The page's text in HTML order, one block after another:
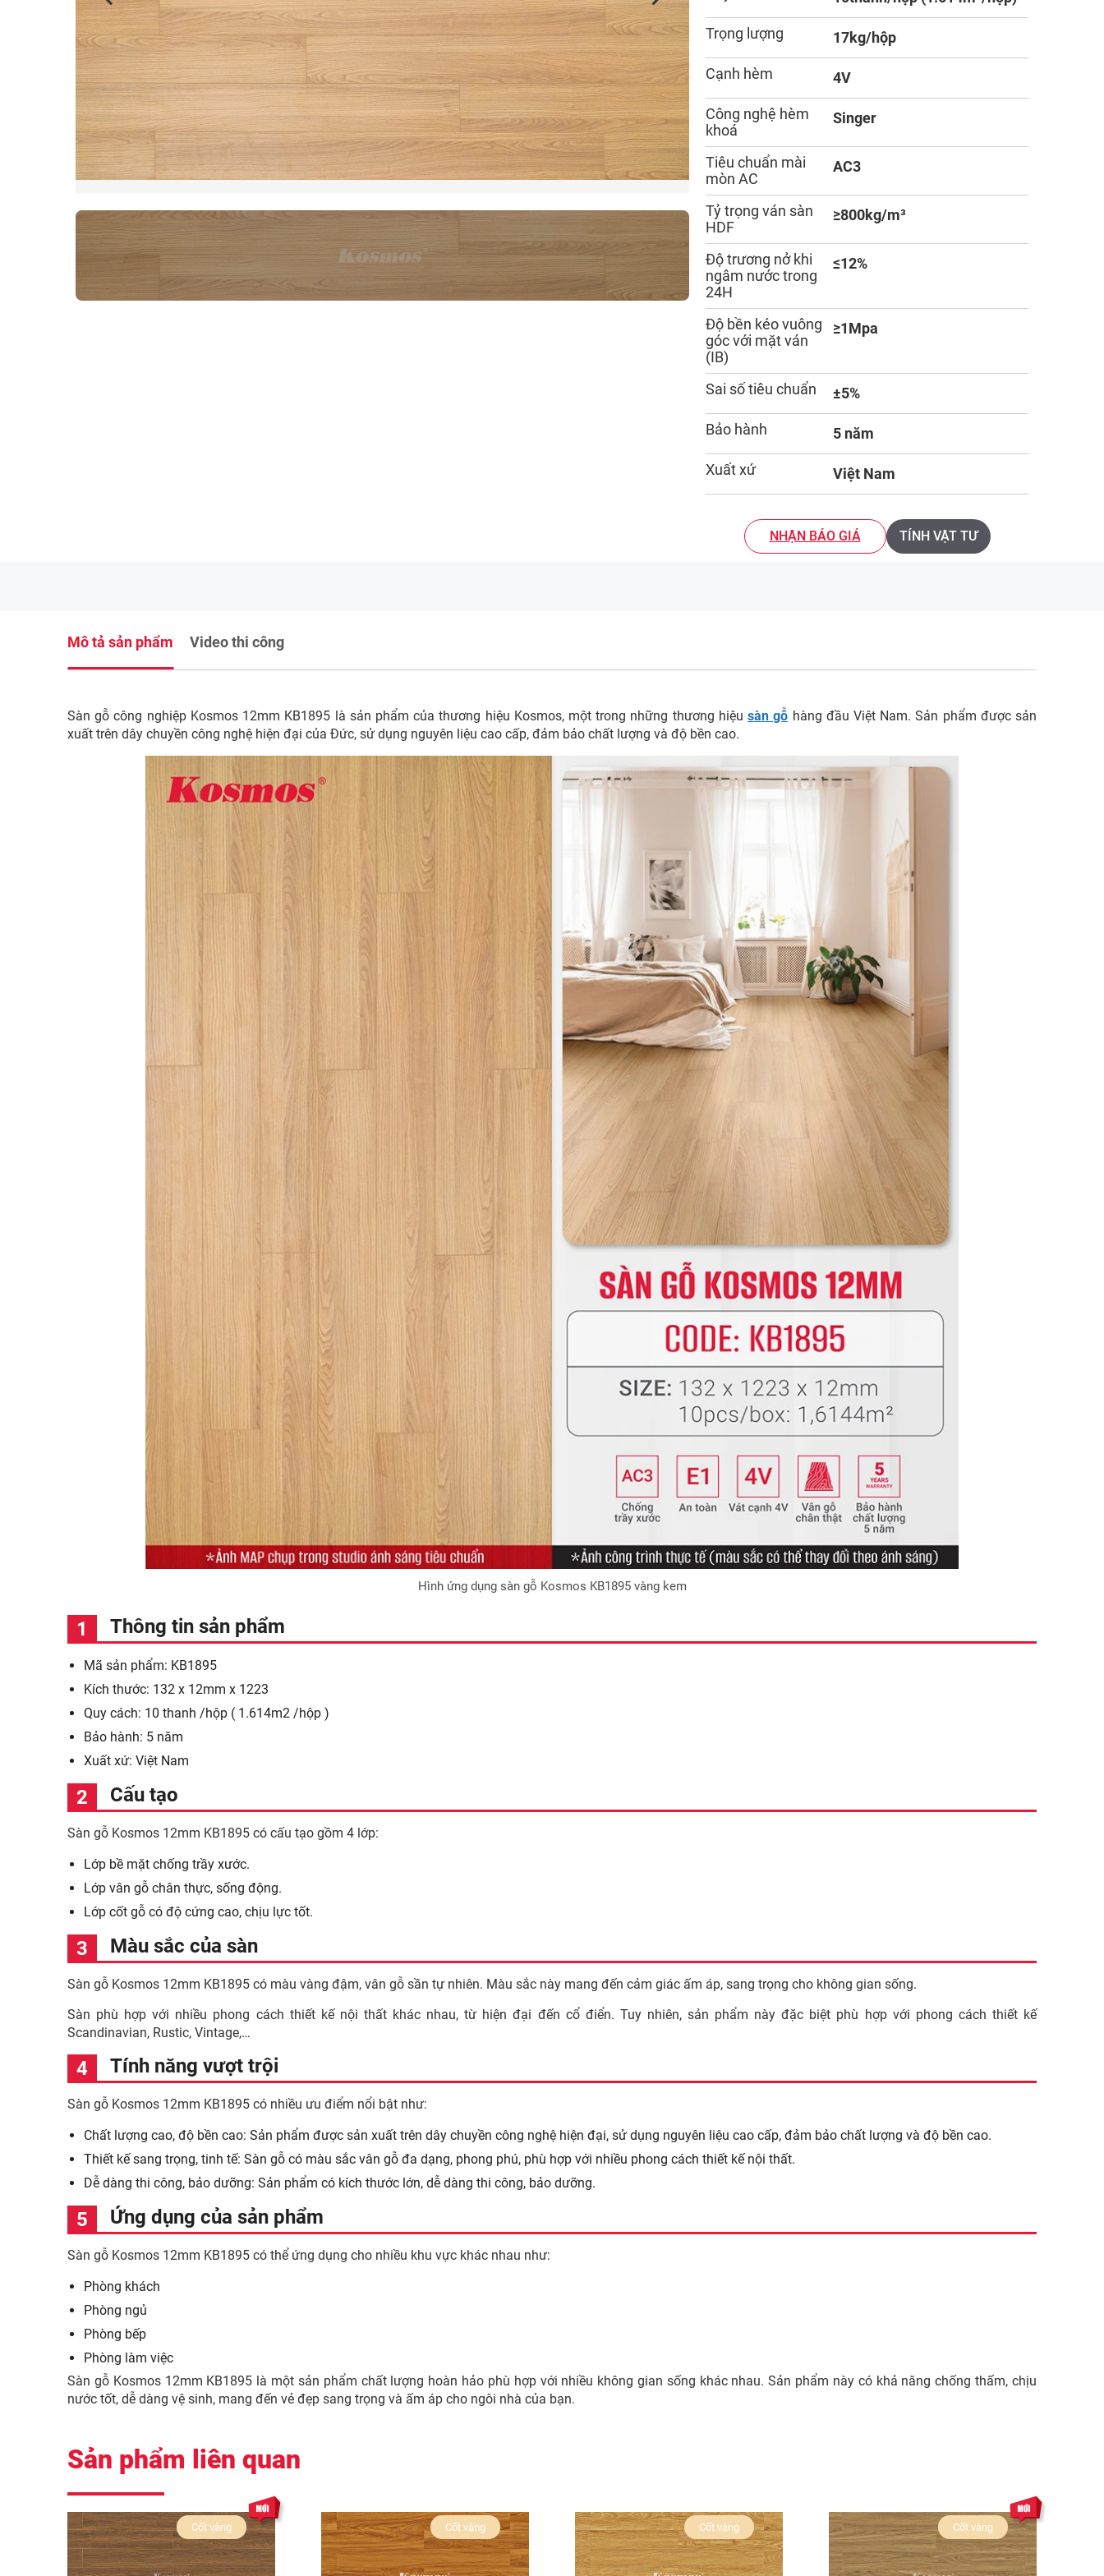
Trọng lượng 17kg/hộp
Cạnh hèm 4V
Công nghệ hèm
khoá
Singer
Tiêu chuẩn mài
mòn AC
AC3
Tỷ trọng ván sàn
HDF
≥800kg/m³
Độ trương nở khi
ngâm nước trong
24H
≤12%
Độ bền kéo vuông
góc với mặt ván
(IB)
≥1Mpa
Sai số tiêu chuẩn ±5%
Bảo hành 5 năm
Xuất xứ Việt Nam
NHẬN BÁO GIÁ TÍNH VẬT TƯ
Mô tả sản phẩm Video thi công
Sàn gỗ công nghiệp Kosmos 12mm KB1895 là sản phẩm của thương hiệu Kosmos, một trong những thương hiệusàn gỗ hàng đầu Việt Nam. Sản phẩm được sản
xuất trên dây chuyền công nghệ hiện đại của Đức, sử dụng nguyên liệu cao cấp, đảm bảo chất lượng và độ bền cao.
Hình ứng dụng sàn gỗ Kosmos KB1895 vàng kem
Thông tin sản phẩm
Mã sản phẩm: KB1895
Kích thước: 132 x 12mm x 1223
Quy cách: 10 thanh /hộp ( 1.614m2 /hộp )
Bảo hành: 5 năm
Xuất xứ: Việt Nam
Cấu tạo
Sàn gỗ Kosmos 12mm KB1895 có cấu tạo gồm 4 lớp:
Lớp bề mặt chống trầy xước.
Lớp vân gỗ chân thực, sống động.
Lớp cốt gỗ có độ cứng cao, chịu lực tốt.
Màu sắc của sàn
Sàn gỗ Kosmos 12mm KB1895 có màu vàng đậm, vân gỗ sần tự nhiên. Màu sắc này mang đến cảm giác ấm áp, sang trọng cho không gian sống.
Sàn phù hợp với nhiều phong cách thiết kế nội thất khác nhau, từ hiện đại đến cổ điển. Tuy nhiên, sản phẩm này đặc biệt phù hợp với phong cách thiết kế
Scandinavian, Rustic, Vintage,…
Tính năng vượt trội
Sàn gỗ Kosmos 12mm KB1895 có nhiều ưu điểm nổi bật như:
Chất lượng cao, độ bền cao: Sản phẩm được sản xuất trên dây chuyền công nghệ hiện đại, sử dụng nguyên liệu cao cấp, đảm bảo chất lượng và độ bền cao.
Thiết kế sang trọng, tinh tế: Sàn gỗ có màu sắc vân gỗ đa dạng, phong phú, phù hợp với nhiều phong cách thiết kế nội thất.
Dễ dàng thi công, bảo dưỡng: Sản phẩm có kích thước lớn, dễ dàng thi công, bảo dưỡng.
Ứng dụng của sản phẩm
Sàn gỗ Kosmos 12mm KB1895 có thể ứng dụng cho nhiều khu vực khác nhau như:
Phòng khách
Phòng ngủ
Phòng bếp
Phòng làm việc
Sàn gỗ Kosmos 12mm KB1895 là một sản phẩm chất lượng hoàn hảo phù hợp với nhiều không gian sống khác nhau. Sản phẩm này có khả năng chống thấm, chịu
nước tốt, dễ dàng vệ sinh, mang đến vẻ đẹp sang trọng và ấm áp cho ngôi nhà của bạn.
Sản phẩm liên quan
Cốt vàng Cốt vàng Cốt vàng Cốt vàng